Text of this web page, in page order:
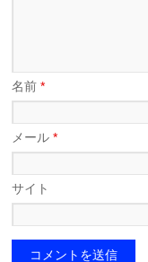
名前*
メール*
サイト